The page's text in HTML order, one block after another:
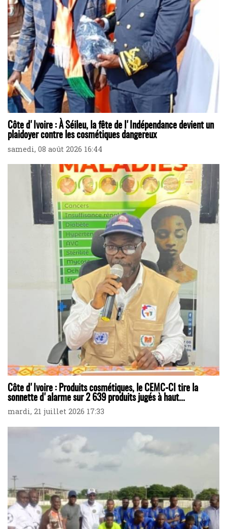
Côte d'Ivoire : À Séileu, la fête de l'Indépendance devient un
plaidoyer contre les cosmétiques dangereux
samedi, 08 août 2026 16:44
Côte d'Ivoire : Produits cosmétiques, le CEMC-CI tire la
sonnette d'alarme sur 2 639 produits jugés à haut...
mardi, 21 juillet 2026 17:33